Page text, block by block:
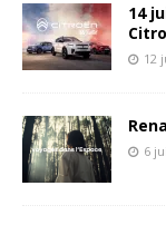
14
12
6